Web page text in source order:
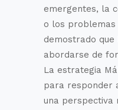
emergentes, la
o los problemas
demostrado que
abordarse de
La estrategia
para responder
una perspectiva